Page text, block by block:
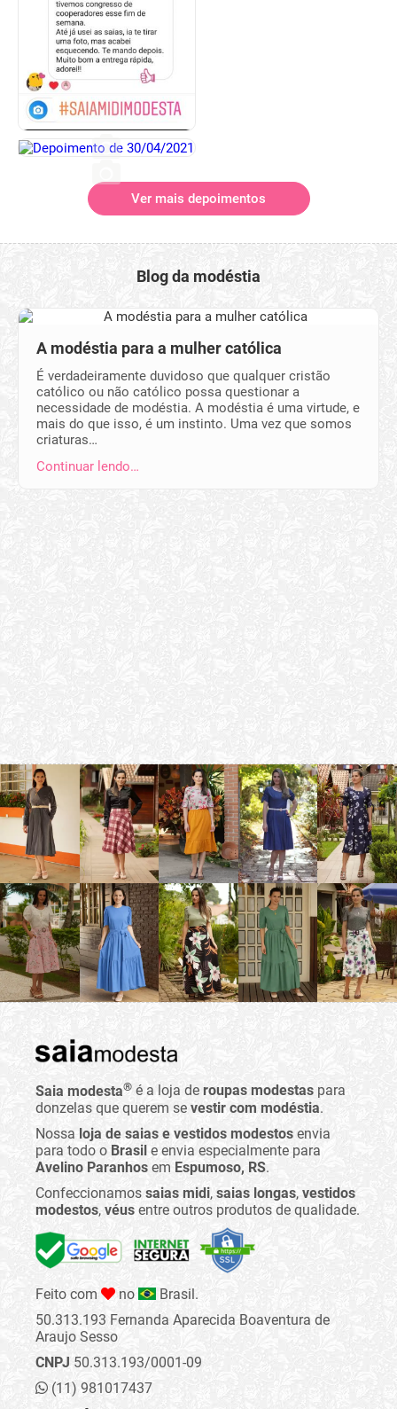
Ver mais depoimentos
Blog da modéstia
A modéstia para a mulher católica
É verdadeiramente duvidoso que qualquer cristão
católico ou não católico possa questionar a
necessidade de modéstia. A modéstia é uma virtude, e
mais do que isso, é um instinto. Uma vez que somos
criaturas…
Continuar lendo…
Saia modesta® é a loja de roupas modestas para
donzelas que querem se vestir com modéstia.
Nossa loja de saias e vestidos modestos envia
para todo o Brasil e envia especialmente para
Avelino Paranhos em Espumoso, RS.
Confeccionamos saias midi, saias longas, vestidos
modestos, véus entre outros produtos de qualidade.
Feito com no
Brasil.
50.313.193 Fernanda Aparecida Boaventura de
Araujo Sesso
CNPJ 50.313.193/0001-09
(11) 981017437